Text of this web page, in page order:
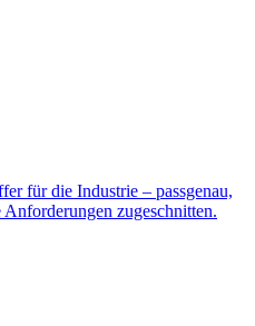
für die Industrie – passgenau,
zugeschnitten.